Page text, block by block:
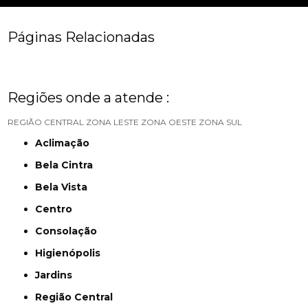
Páginas Relacionadas
Regiões onde a atende :
REGIÃO CENTRAL ZONA LESTE ZONA OESTE ZONA SUL
Aclimação
Bela Cintra
Bela Vista
Centro
Consolação
Higienópolis
Jardins
Região Central